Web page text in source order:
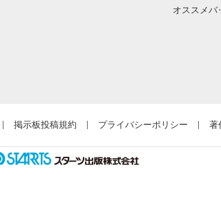
オススメバ
掲示板投稿規約 プライバシーポリシー 著